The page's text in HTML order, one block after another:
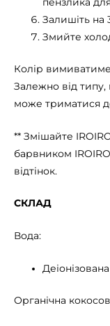
пензлика
Залишіть на
Змийте
Колір
Залежно від типу,
може триматися
** Змішайте
барвником
відтінок.
СКЛАД
Вода:
Органічна